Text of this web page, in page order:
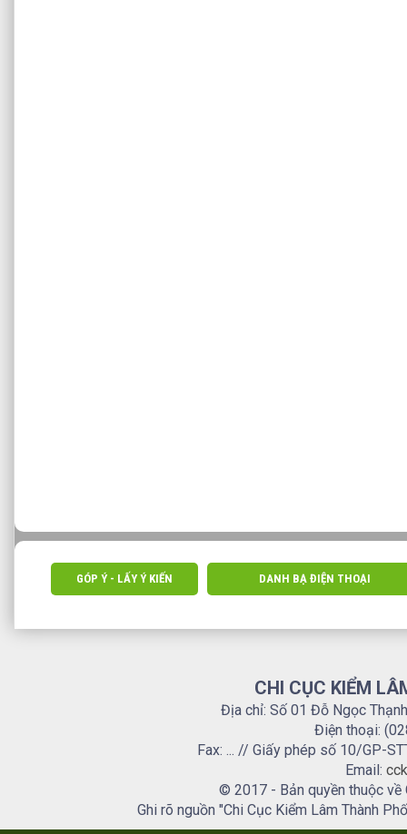
GÓP Ý - LẤY Ý KIẾN DANH BẠ ĐIỆN THOẠI
CHI CỤC KIỂM
Địa chỉ: Số 01 Đỗ Ngọc
Điện thoại:
Fax: ... // Giấy phép số 10/GP-
Email:
© 2017 - Bản quyền thuộc về
Ghi rõ nguồn "Chi Cục Kiểm Lâm Thành